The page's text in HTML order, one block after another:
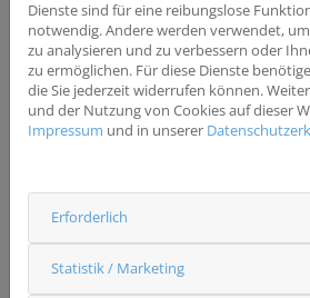
Diagnose) 6. Patientin zeigte
oder geplanten Chemotherapie
kein Fortschreiten der Erkrankung
vorherigen Linien.
Wesentliche
1. Nicht-epitheliales Karzinom der
oder des Bauchfells (z. B.
letzten 5 Jahren, mit Ausnahme
vernachlässigbares Risiko für die
den Tod darstellen (z.B.: 5-Jahres
> 90 %) und die mit einer zu
Dienste sind für eine reibungslose
notwendig. Andere werden verwendet,
zu analysieren und zu verbessern oder
zu ermöglichen. Für diese Dienste
die Sie jederzeit widerrufen können.
und der Nutzung von Cookies auf dieser
Impressum und in unserer
Erforderlich
Statistik / Marketing